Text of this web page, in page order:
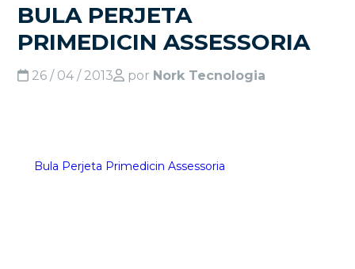
BULA PERJETA
PRIMEDICIN ASSESSORIA
26 / 04 / 2013 por Nork Tecnologia
Bula Perjeta Primedicin Assessoria